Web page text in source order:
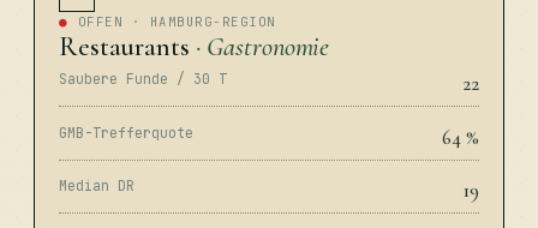
● OFFEN · HAMBURG-REGION
Restaurants · Gastronomie
Saubere Funde / 30 T 22
GMB-Trefferquote 64 %
Median DR 19